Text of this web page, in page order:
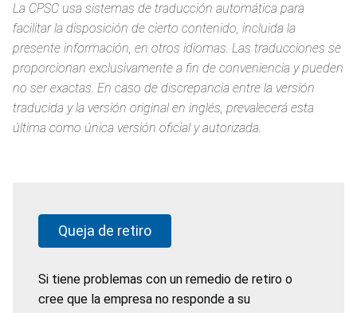
La CPSC usa sistemas de traducción automática para
facilitar la disposición de cierto contenido, incluida la
presente información, en otros idiomas. Las traducciones se
proporcionan exclusivamente a fin de conveniencia y pueden
no ser exactas. En caso de discrepancia entre la versión
traducida y la versión original en inglés, prevalecerá esta
última como única versión oficial y autorizada.
Queja de retiro
Si tiene problemas con un remedio de retiro o
cree que la empresa no responde a su